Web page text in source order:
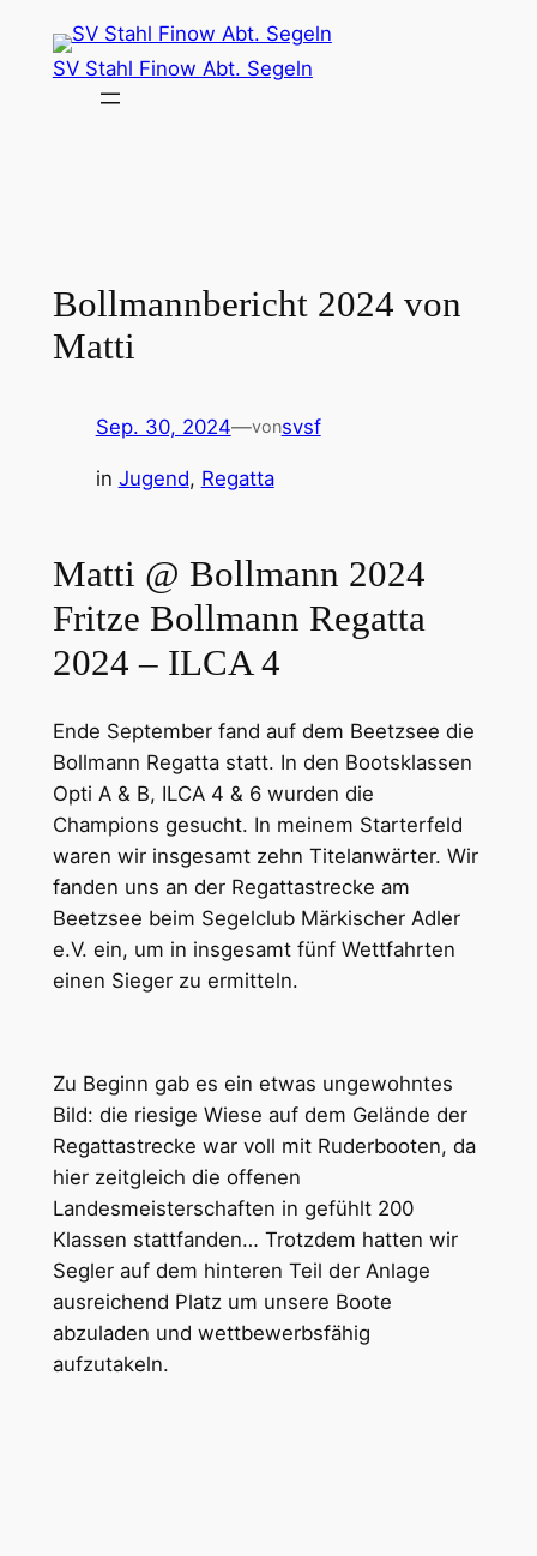
Inhalt
SV Stahl Finow Abt. Segeln
Bollmannbericht 2024 von
Matti
Sep. 30, 2024—vonsvsf
in Jugend, Regatta
Matti @ Bollmann 2024
Fritze Bollmann Regatta
2024 – ILCA 4
Ende September fand auf dem Beetzsee die
Bollmann Regatta statt. In den Bootsklassen
Opti A & B, ILCA 4 & 6 wurden die
Champions gesucht. In meinem Starterfeld
waren wir insgesamt zehn Titelanwärter. Wir
fanden uns an der Regattastrecke am
Beetzsee beim Segelclub Märkischer Adler
e.V. ein, um in insgesamt fünf Wettfahrten
einen Sieger zu ermitteln.
Zu Beginn gab es ein etwas ungewohntes
Bild: die riesige Wiese auf dem Gelände der
Regattastrecke war voll mit Ruderbooten, da
hier zeitgleich die offenen
Landesmeisterschaften in gefühlt 200
Klassen stattfanden… Trotzdem hatten wir
Segler auf dem hinteren Teil der Anlage
ausreichend Platz um unsere Boote
abzuladen und wettbewerbsfähig
aufzutakeln.